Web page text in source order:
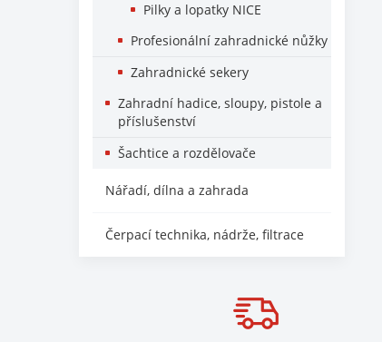
Pilky a lopatky NICE
Profesionální zahradnické nůžky
Zahradnické sekery
Zahradní hadice, sloupy, pistole a
příslušenství
Šachtice a rozdělovače
Nářadí, dílna a zahrada
Čerpací technika, nádrže, filtrace